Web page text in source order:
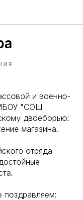
и военно-
МБОУ "СОШ
двоеборью:
магазина.
отряда
поздравляем: